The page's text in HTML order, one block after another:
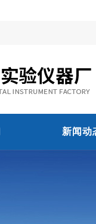
新闻动